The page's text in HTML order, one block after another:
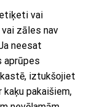
vai
zāles nav
neesat
aprūpes
iztukšojiet
pakaišiem,